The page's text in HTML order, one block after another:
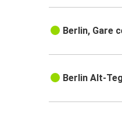
Berlin, Gare
Berlin Alt-